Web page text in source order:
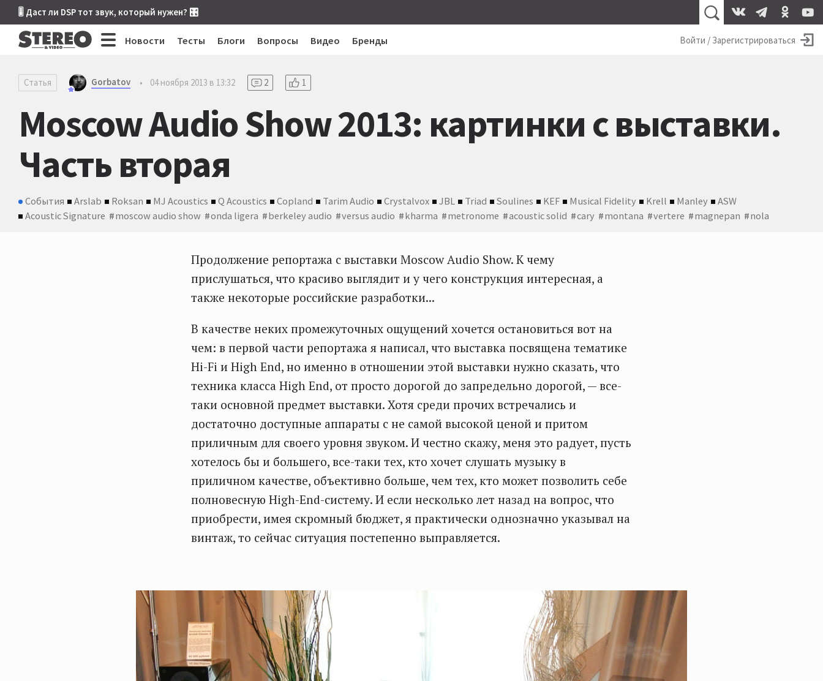
🎚 Даст ли DSP тот звук, который нужен? 🎛
Новости Тесты Блоги Вопросы Видео Бренды Войти / Зарегистрироваться
Статья Gorbatov • 04 ноября 2013 в 13:32 2 1
Moscow Audio Show 2013: картинки с выставки.
Часть вторая
События Arslab Roksan MJ Acoustics Q Acoustics Copland Tarim Audio Crystalvox JBL Triad Soulines KEF Musical Fidelity Krell Manley
ASW
Acoustic Signature
moscow audio show onda ligera berkeley audio versus audio kharma metronome acoustic solid cary montana vertere magnepan nola
Продолжение репортажа с выставки Moscow Audio Show. К чему
прислушаться, что красиво выглядит и у чего конструкция интересная, а
также некоторые российские разработки...
В качестве неких промежуточных ощущений хочется остановиться вот на
чем: в первой части репортажа я написал, что выставка посвящена тематике
Hi-Fi и High End, но именно в отношении этой выставки нужно сказать, что
техника класса High End, от просто дорогой до запредельно дорогой, — все-
таки основной предмет выставки. Хотя среди прочих встречались и
достаточно доступные аппараты с не самой высокой ценой и притом
приличным для своего уровня звуком. И честно скажу, меня это радует, пусть
хотелось бы и большего, все-таки тех, кто хочет слушать музыку в
приличном качестве, объективно больше, чем тех, кто может позволить себе
полновесную High-End-систему. И если несколько лет назад на вопрос, что
приобрести, имея скромный бюджет, я практически однозначно указывал на
винтаж, то сейчас ситуация постепенно выправляется.